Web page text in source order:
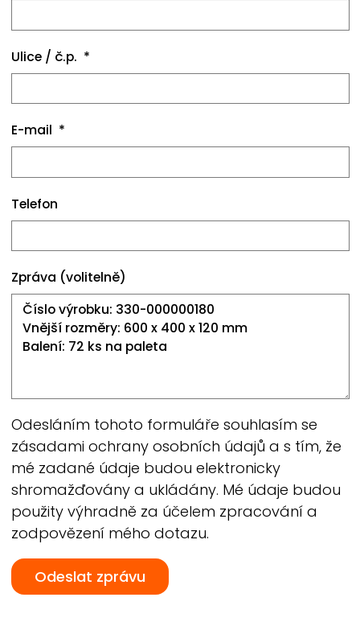
Ulice / č.p.
E-mail
Telefon
Zpráva (volitelně)
Odesláním tohoto formuláře souhlasím se
zásadami ochrany osobních údajů a s tím, že
mé zadané údaje budou elektronicky
shromažďovány a ukládány. Mé údaje budou
použity výhradně za účelem zpracování a
zodpovězení mého dotazu.